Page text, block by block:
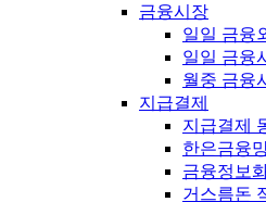
금융시장
일일 금융
일일 금융
월중 금융
지급결제
지급결제
한은금융
금융정보
거스름돈